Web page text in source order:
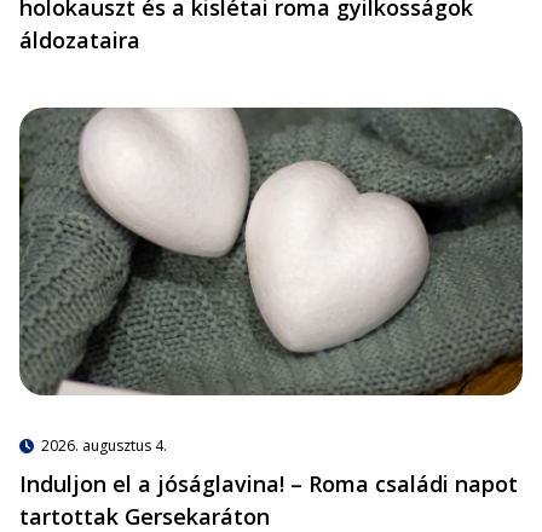
holokauszt és a kislétai roma gyilkosságok
áldozataira
2026. augusztus 4.
Induljon el a jóságlavina! – Roma családi napot
tartottak Gersekaráton